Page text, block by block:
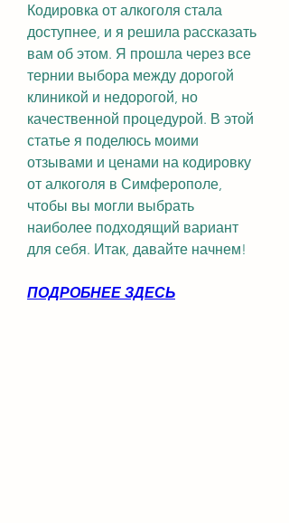
Кодировка от алкоголя стала
доступнее, и я решила рассказать
вам об этом. Я прошла через все
тернии выбора между дорогой
клиникой и недорогой, но
качественной процедурой. В этой
статье я поделюсь моими
отзывами и ценами на кодировку
от алкоголя в Симферополе,
чтобы вы могли выбрать
наиболее подходящий вариант
для себя. Итак, давайте начнем!
ПОДРОБНЕЕ ЗДЕСЬ